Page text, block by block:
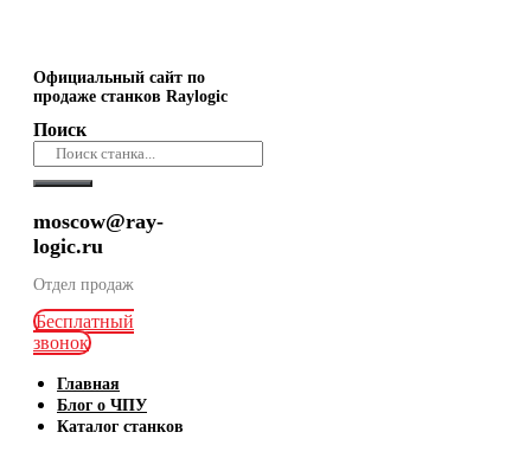
Официальный сайт по
продаже станков Raylogic
Поиск
moscow@ray-
logic.ru
Отдел продаж
Бесплатный
звонок
Главная
Блог о ЧПУ
Каталог станков